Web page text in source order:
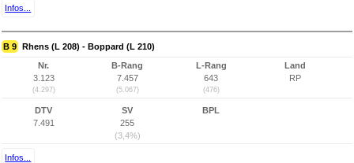
Infos...
B 9 Rhens (L 208) - Boppard (L 210)
Nr.
3.123
(4.297)
B-Rang
7.457
(5.067)
L-Rang
643
(476)
Land
RP
DTV
7.491
SV
255
(3,4%)
BPL
Infos...